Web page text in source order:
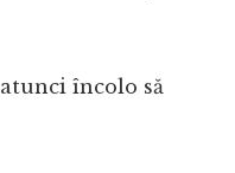
încolo să